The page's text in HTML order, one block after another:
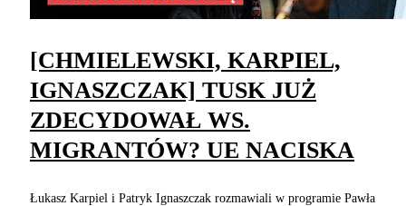
[CHMIELEWSKI, KARPIEL,
IGNASZCZAK] TUSK JUŻ
ZDECYDOWAŁ WS.
MIGRANTÓW? UE NACISKA
Łukasz Karpiel i Patryk Ignaszczak rozmawiali w programie Pawła